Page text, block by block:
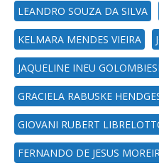
LEANDRO SOUZA DA SILVA
KELMARA MENDES VIEIRA
JAQUELINE INEU
GRACIELA RABUSKE
GIOVANI RUBERT
FERNANDO DE JESUS